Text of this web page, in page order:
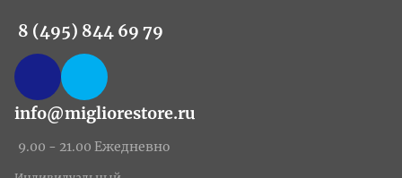
8 (495) 844 69 79
info@migliorestore.ru
9.00 - 21.00 Ежедневно